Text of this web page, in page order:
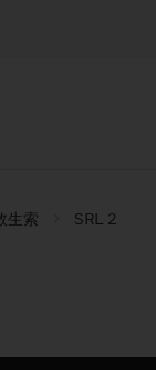
生索 SRL 2